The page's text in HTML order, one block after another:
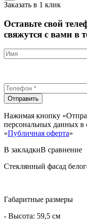
Заказать в 1 клик
Оставьте свой
свяжутся с вами в
Отправить
Нажимая кнопку
персональных данных в
«Публичная оферта»
В закладкиВ сравнение
Стеклянный фасад
Габаритные размеры
- Высота: 59,5 см